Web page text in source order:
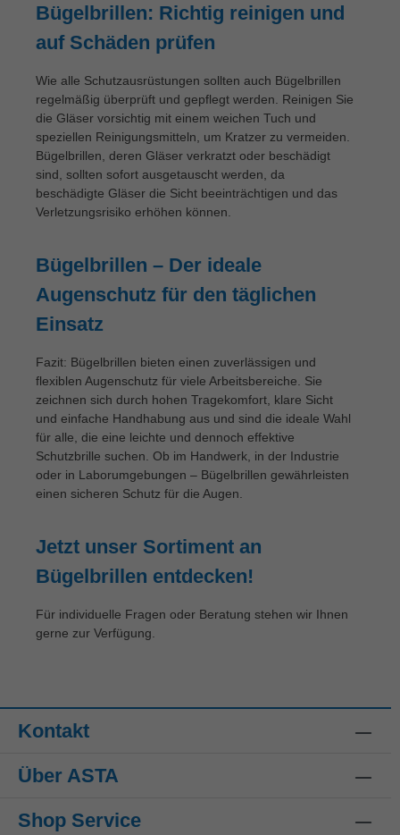
Bügelbrillen: Richtig reinigen und
auf Schäden prüfen
Wie alle Schutzausrüstungen sollten auch Bügelbrillen
regelmäßig überprüft und gepflegt werden. Reinigen Sie
die Gläser vorsichtig mit einem weichen Tuch und
speziellen Reinigungsmitteln, um Kratzer zu vermeiden.
Bügelbrillen, deren Gläser verkratzt oder beschädigt
sind, sollten sofort ausgetauscht werden, da
beschädigte Gläser die Sicht beeinträchtigen und das
Verletzungsrisiko erhöhen können.
Bügelbrillen – Der ideale
Augenschutz für den täglichen
Einsatz
Fazit: Bügelbrillen bieten einen zuverlässigen und
flexiblen Augenschutz für viele Arbeitsbereiche. Sie
zeichnen sich durch hohen Tragekomfort, klare Sicht
und einfache Handhabung aus und sind die ideale Wahl
für alle, die eine leichte und dennoch effektive
Schutzbrille suchen. Ob im Handwerk, in der Industrie
oder in Laborumgebungen – Bügelbrillen gewährleisten
einen sicheren Schutz für die Augen.
Jetzt unser Sortiment an
Bügelbrillen entdecken!
Für individuelle Fragen oder Beratung stehen wir Ihnen
gerne zur Verfügung.
Kontakt
Über ASTA
Shop Service